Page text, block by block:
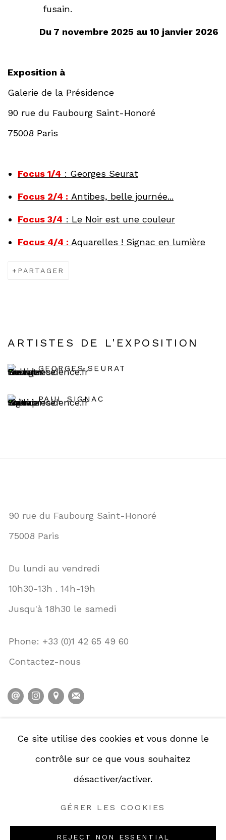
fusain.
Du 7 novembre 2025 au 10 janvier 2026
Exposition à
Galerie de la Présidence
90 rue du Faubourg Saint-Honoré
75008 Paris
Focus 1/4 : Georges Seurat
Focus 2/4 : Antibes, belle journée...
Focus 3/4 : Le Noir est une couleur
Focus 4/4 : Aquarelles ! Signac en lumière
PARTAGER
ARTISTES DE L'EXPOSITION
GEORGES SEURAT
PAUL SIGNAC
90 rue du Faubourg Saint-Honoré
75008 Paris
Du lundi au vendredi
10h30-13h . 14h-19h
Jusqu'à 18h30 le samedi
Phone: +33 (0)1 42 65 49 60
Contactez-nous
COPYRIGHT © GALERIE DE LA PRÉSIDENCE
Ce site utilise des cookies et vous donne le
contrôle sur ce que vous souhaitez
désactiver/activer.
GÉRER LES COOKIES
REJECT NON ESSENTIAL